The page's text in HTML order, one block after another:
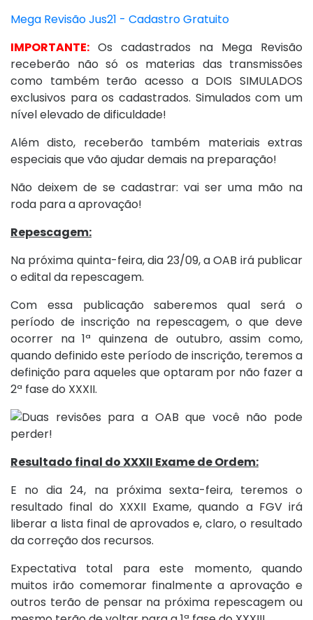
Mega Revisão Jus21 - Cadastro Gratuito
IMPORTANTE: Os cadastrados na Mega Revisão
receberão não só os materias das transmissões
como também terão acesso a DOIS SIMULADOS
exclusivos para os cadastrados. Simulados com um
nível elevado de dificuldade!
Além disto, receberão também materiais extras
especiais que vão ajudar demais na preparação!
Não deixem de se cadastrar: vai ser uma mão na
roda para a aprovação!
Repescagem:
Na próxima quinta-feira, dia 23/09, a OAB irá publicar
o edital da repescagem.
Com essa publicação saberemos qual será o
período de inscrição na repescagem, o que deve
ocorrer na 1ª quinzena de outubro, assim como,
quando definido este período de inscrição, teremos a
definição para aqueles que optaram por não fazer a
2ª fase do XXXII.
Resultado final do XXXII Exame de Ordem:
E no dia 24, na próxima sexta-feira, teremos o
resultado final do XXXII Exame, quando a FGV irá
liberar a lista final de aprovados e, claro, o resultado
da correção dos recursos.
Expectativa total para este momento, quando
muitos irão comemorar finalmente a aprovação e
outros terão de pensar na próxima repescagem ou